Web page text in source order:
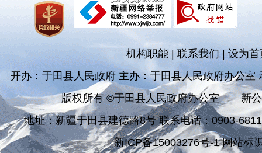
机构职能 联系我们|设为首
开办：于田县人民政府 主办：于田县人民政府办公室
版权所有 ©于田县人民政府办公室
新
地址：新疆于田县建德路8号 联系电话：0903-
新ICP备15003276号-1 网站标